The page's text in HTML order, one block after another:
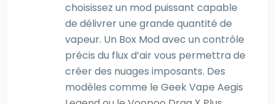
choisissez un mod puissant capable
de délivrer une grande quantité de
vapeur. Un Box Mod avec un contrôle
précis du flux d’air vous permettra de
créer des nuages imposants. Des
modèles comme le Geek Vape Aegis